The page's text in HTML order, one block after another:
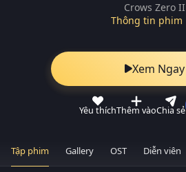
Crows Zero II
Thông tin phim
Xem Ngay
Yêu thíchThêm vàoChia sẻ
Tập phim Gallery OST Diễn viên